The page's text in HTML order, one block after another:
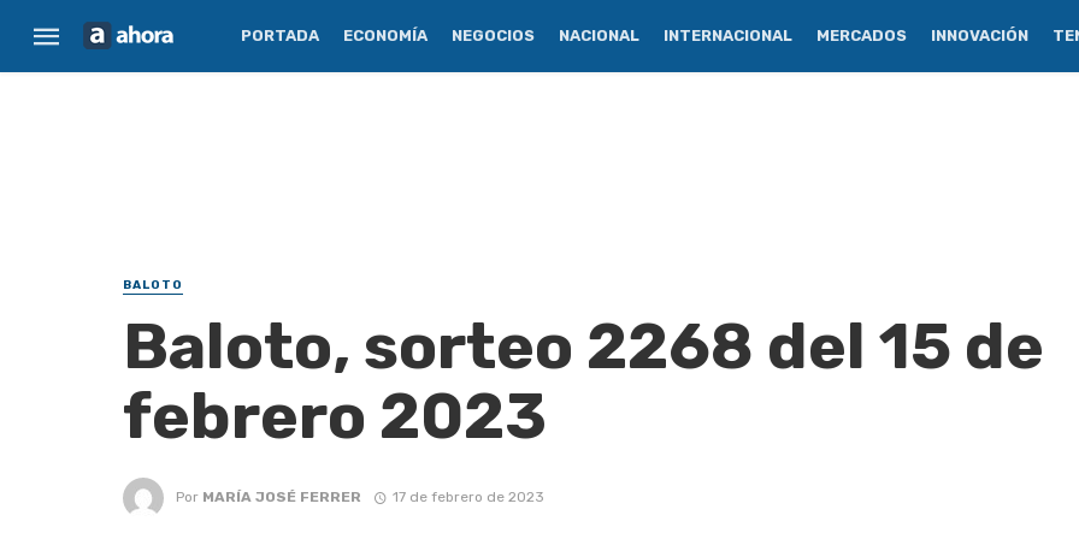
PORTADA ECONOMÍA NEGOCIOS NACIONAL INTERNACIONAL MERCADOS INNOVACIÓN
BALOTO
Baloto, sorteo 2268 del 15 de
febrero 2023
Por MARÍA JOSÉ FERRER 17 de febrero de 2023